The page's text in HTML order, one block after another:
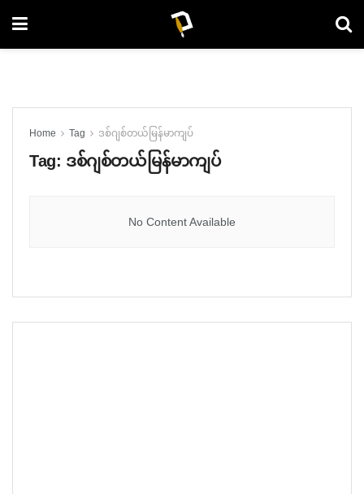
Home Tag ဒစ်ဂျစ်တယ်မြန်မာကျပ်
Tag: ဒစ်ဂျစ်တယ်မြန်မာကျပ်
No Content Available